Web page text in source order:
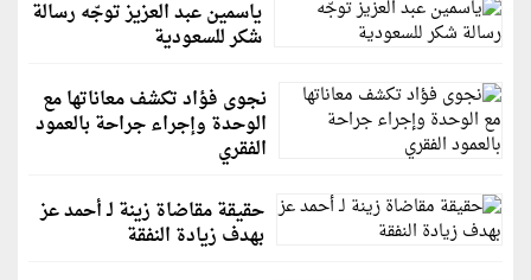
ياسمين عبد العزيز توجّه رسالة
شكر للسعودية
نجوى فؤاد تكشف معاناتها مع
الوحدة وإجراء جراحة بالعمود
الفقري
حقيقة مقاضاة زينة لـ أحمد عز
بهدف زيادة النفقة